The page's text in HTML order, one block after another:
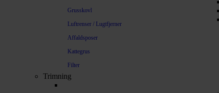
Grusskovl
Luftrenser / Lugtfjerner
Affaldsposer
Kattegrus
Filter
Trimning